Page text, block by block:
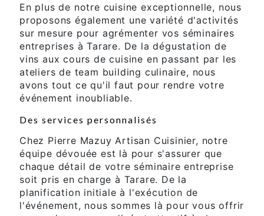
En plus de notre cuisine exceptionnelle, nous
proposons également une variété d'activités
sur mesure pour agrémenter vos séminaires
entreprises à Tarare. De la dégustation de
vins aux cours de cuisine en passant par les
ateliers de team building culinaire, nous
avons tout ce qu'il faut pour rendre votre
événement inoubliable.
Des services personnalisés
Chez Pierre Mazuy Artisan Cuisinier, notre
équipe dévouée est là pour s'assurer que
chaque détail de votre séminaire entreprise
soit pris en charge à Tarare. De la
planification initiale à l'exécution de
l'événement, nous sommes là pour vous offrir